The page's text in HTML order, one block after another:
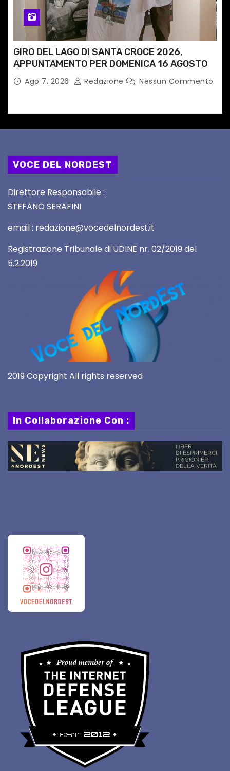
GIRO DEL LAGO DI SANTA CROCE 2026,
APPUNTAMENTO PER DOMENICA 16 AGOSTO
Ago 7, 2026 Redazione Nessun Commento
VOCE DEL NORDEST
Direttore Responsabile :
STEFANO SERAFINI
email : redazione@vocedelnordest.it
Registrazione Tribunale di UDINE nr. 02/2019 del
5.2.2019
2019 Copyright All rights reserved
In Collaborazione Con :